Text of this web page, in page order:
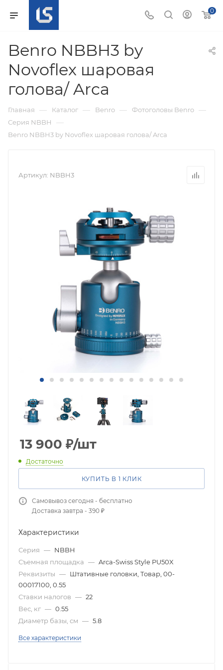
0
Benro NBBH3 by
Novoflex шаровая
голова/ Arca
Главная — Каталог — Benro — Фотоголовы Benro —
Серия NBBH —
Benro NBBH3 by Novoflex шаровая голова/ Arca
Артикул: NBBH3
13 900 ₽/шт
Достаточно
КУПИТЬ В 1 КЛИК
Самовывоз сегодня - бесплатно
Доставка завтра - 390 ₽
Характеристики
Серия — NBBH
Съемная площадка — Arca-Swiss Style PU50X
Реквизиты — Штативные головки, Товар, 00-
00017100, 0.55
Ставки налогов — 22
Вес, кг — 0.55
Диаметр базы, см — 5.8
Все характеристики